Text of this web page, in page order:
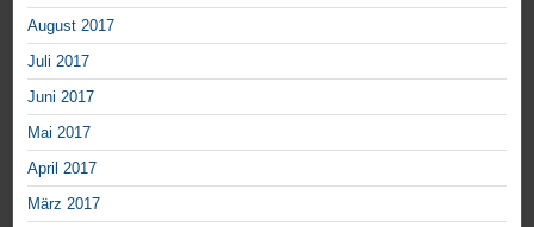
August 2017
Juli 2017
Juni 2017
Mai 2017
April 2017
März 2017